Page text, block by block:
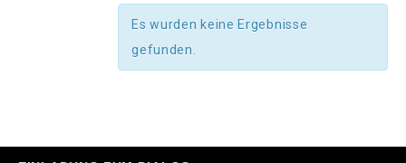
Es wurden keine Ergebnisse
gefunden.